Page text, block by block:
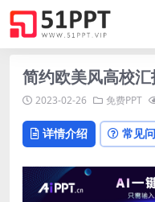
简约欧美风高校
2023-02-26 免费PPT
详情介绍 常见